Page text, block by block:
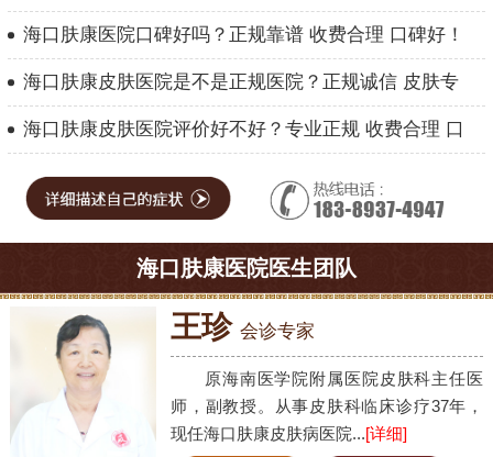
海口肤康医院口碑好吗？正规靠谱 收费合理 口碑好！
海口肤康皮肤医院是不是正规医院？正规诚信 皮肤专
海口肤康皮肤医院评价好不好？专业正规 收费合理 口
海口肤康医院医生团队
王珍 会诊专家
原海南医学院附属医院皮肤科主任医
师，副教授。从事皮肤科临床诊疗37年，
现任海口肤康皮肤病医院...[详细]